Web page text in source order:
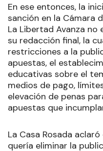
En ese entonces, la
sanción en la Cámara
La Libertad Avanza
su redacción final, la
restricciones a la
apuestas, el
educativas sobre el
medios de pago,
elevación de penas
apuestas que
La Casa Rosada
quería eliminar la